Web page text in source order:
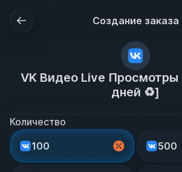
Создание заказа
VK Видео Live
дней ♻️]
Количество
100
500